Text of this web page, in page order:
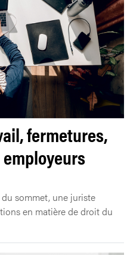
fermetures,
sommet, une juriste
en matière de droit du